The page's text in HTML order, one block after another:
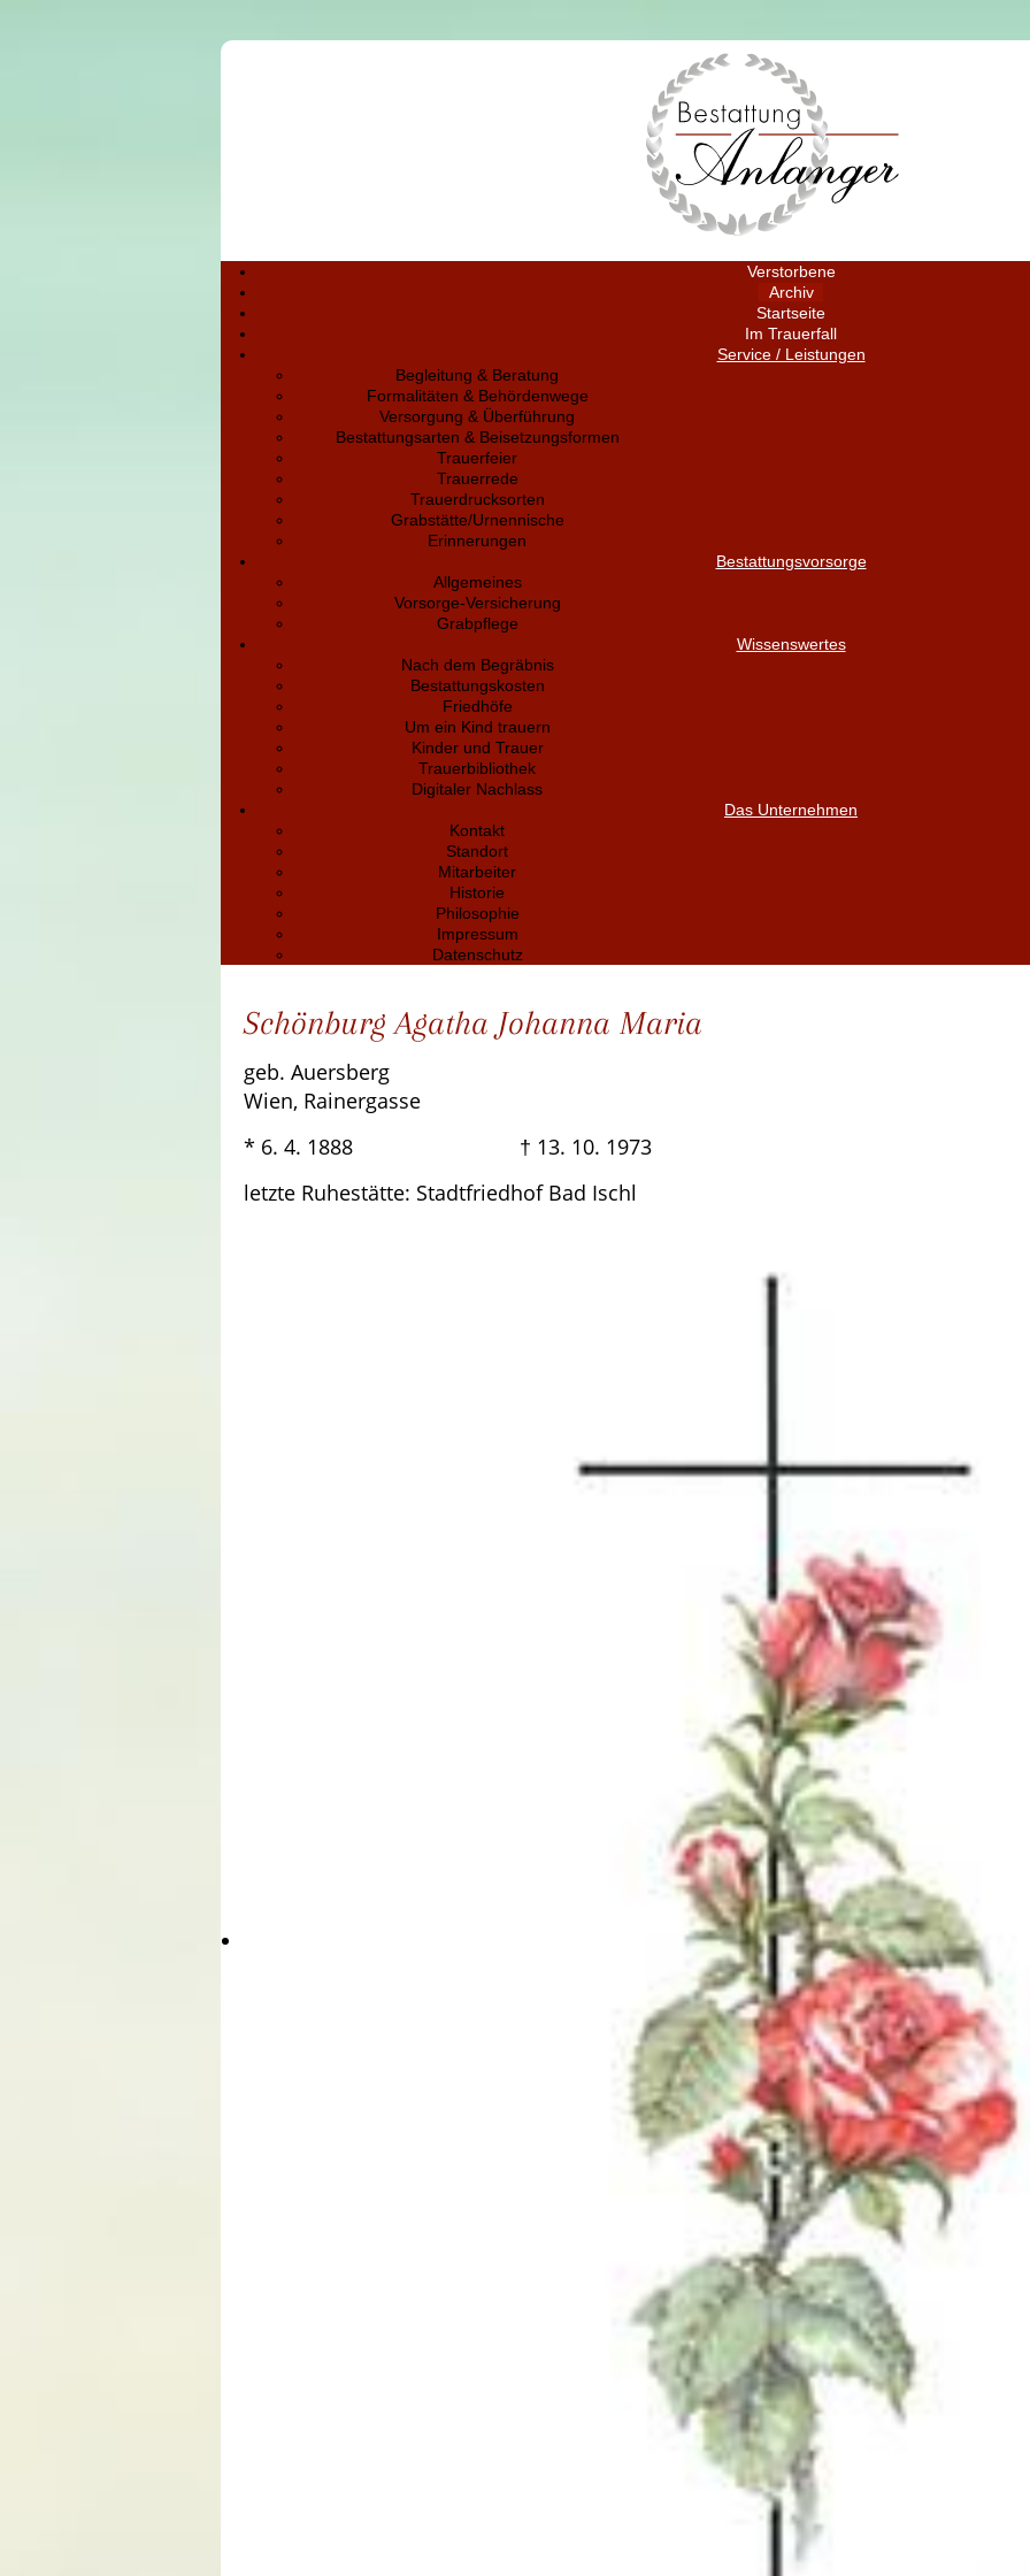
Verstorbene
Archiv
Startseite
Im Trauerfall
Service / Leistungen
Begleitung & Beratung
Formalitäten & Behördenwege
Versorgung & Überführung
Bestattungsarten & Beisetzungsformen
Trauerfeier
Trauerrede
Trauerdrucksorten
Grabstätte/Urnennische
Erinnerungen
Bestattungsvorsorge
Allgemeines
Vorsorge-Versicherung
Grabpflege
Wissenswertes
Nach dem Begräbnis
Bestattungskosten
Friedhöfe
Um ein Kind trauern
Kinder und Trauer
Trauerbibliothek
Digitaler Nachlass
Das Unternehmen
Kontakt
Standort
Mitarbeiter
Historie
Philosophie
Impressum
Datenschutz
Schönburg Agatha Johanna Maria
geb. Auersberg
Wien, Rainergasse
* 6. 4. 1888 † 13. 10. 1973
letzte Ruhestätte: Stadtfriedhof Bad Ischl